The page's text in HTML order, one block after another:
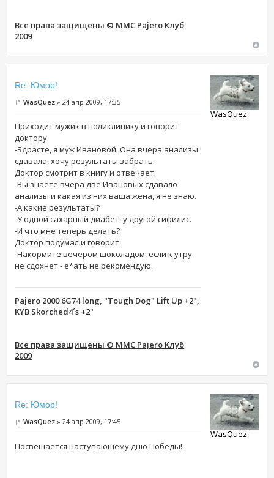
Все права защищены © MMC Pajero Клуб
2009
Re: Юмор!
WasQuez » 24 апр 2009, 17:35
Приходит мужик в поликлинику и говорит
доктору:
-Здрасте, я муж Ивановой. Она вчера анализы
сдавала, хочу результаты забрать.
Доктор смотрит в книгу и отвечает:
-Вы знаете вчера две Ивановых сдавало
анализы и какая из них ваша жена, я не знаю.
-А какие результаты?
-У одной сахарный диабет, у другой сифилис.
-И что мне теперь делать?
Доктор подумал и говорит:
-Накормите вечером шоколадом, если к утру
не сдохнет - е*ать не рекомендую.
Pajero 2000 6G74 long, "Tough Dog" Lift Up +2",
KYB Skorched4´s +2"
Все права защищены © MMC Pajero Клуб
2009
WasQuez
Re: Юмор!
WasQuez » 24 апр 2009, 17:45
Посвещается наступающему дню Победы!
WasQuez